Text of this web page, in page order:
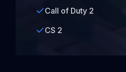
Call of Duty 2
CS 2